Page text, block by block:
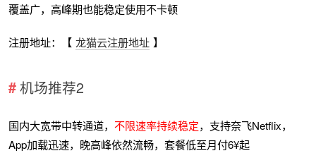
覆盖广，高峰期也能稳定使用不卡顿
注册地址：【 龙猫云注册地址 】
机场推荐2
国内大宽带中转通道，不限速率持续稳定，支持奈飞Netflix，
App加载迅速，晚高峰依然流畅，套餐低至月付6¥起